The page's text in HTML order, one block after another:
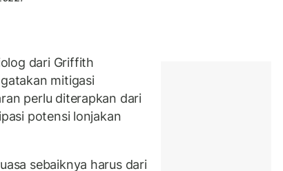
dari Griffith
mitigasi
perlu diterapkan dari
potensi lonjakan
sebaiknya harus dari